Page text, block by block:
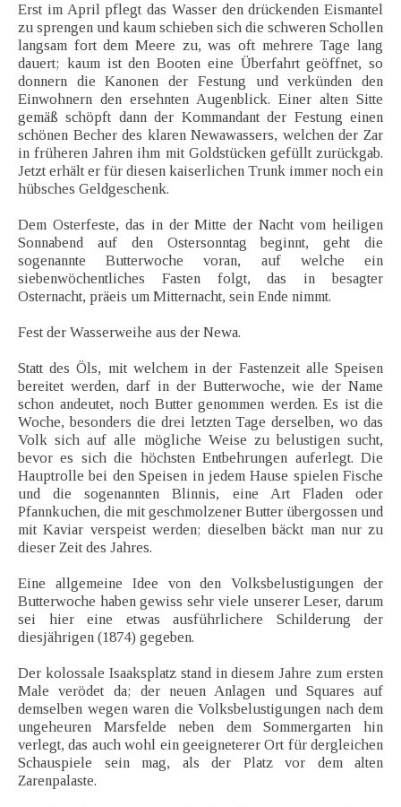
Erst im April pflegt das Wasser den drückenden Eismantel
zu sprengen und kaum schieben sich die schweren Schollen
langsam fort dem Meere zu, was oft mehrere Tage lang
dauert; kaum ist den Booten eine Überfahrt geöffnet, so
donnern die Kanonen der Festung und verkünden den
Einwohnern den ersehnten Augenblick. Einer alten Sitte
gemäß schöpft dann der Kommandant der Festung einen
schönen Becher des klaren Newawassers, welchen der Zar
in früheren Jahren ihm mit Goldstücken gefüllt zurückgab.
Jetzt erhält er für diesen kaiserlichen Trunk immer noch ein
hübsches Geldgeschenk.
Dem Osterfeste, das in der Mitte der Nacht vom heiligen
Sonnabend auf den Ostersonntag beginnt, geht die
sogenannte Butterwoche voran, auf welche ein
siebenwöchentliches Fasten folgt, das in besagter
Osternacht, präeis um Mitternacht, sein Ende nimmt.
Fest der Wasserweihe aus der Newa.
Statt des Öls, mit welchem in der Fastenzeit alle Speisen
bereitet werden, darf in der Butterwoche, wie der Name
schon andeutet, noch Butter genommen werden. Es ist die
Woche, besonders die drei letzten Tage derselben, wo das
Volk sich auf alle mögliche Weise zu belustigen sucht,
bevor es sich die höchsten Entbehrungen auferlegt. Die
Hauptrolle bei den Speisen in jedem Hause spielen Fische
und die sogenannten Blinnis, eine Art Fladen oder
Pfannkuchen, die mit geschmolzener Butter übergossen und
mit Kaviar verspeist werden; dieselben bäckt man nur zu
dieser Zeit des Jahres.
Eine allgemeine Idee von den Volksbelustigungen der
Butterwoche haben gewiss sehr viele unserer Leser, darum
sei hier eine etwas ausführlichere Schilderung der
diesjährigen (1874) gegeben.
Der kolossale Isaaksplatz stand in diesem Jahre zum ersten
Male verödet da; der neuen Anlagen und Squares auf
demselben wegen waren die Volksbelustigungen nach dem
ungeheuren Marsfelde neben dem Sommergarten hin
verlegt, das auch wohl ein geeigneterer Ort für dergleichen
Schauspiele sein mag, als der Platz vor dem alten
Zarenpalaste.